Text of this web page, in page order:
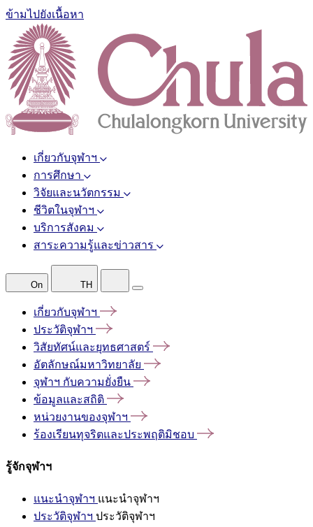
ข้ามไปยังเนื้อหา
เกี่ยวกับจุฬาฯ
การศึกษา
วิจัยและนวัตกรรม
ชีวิตในจุฬาฯ
บริการสังคม
สาระความรู้และข่าวสาร
On TH
เกี่ยวกับจุฬาฯ
ประวัติจุฬาฯ
วิสัยทัศน์และยุทธศาสตร์
อัตลักษณ์มหาวิทยาลัย
จุฬาฯ กับความยั่งยืน
ข้อมูลและสถิติ
หน่วยงานของจุฬาฯ
ร้องเรียนทุจริตและประพฤติมิชอบ
รู้จักจุฬาฯ
แนะนำจุฬาฯ แนะนำจุฬาฯ
ประวัติจุฬาฯ ประวัติจุฬาฯ